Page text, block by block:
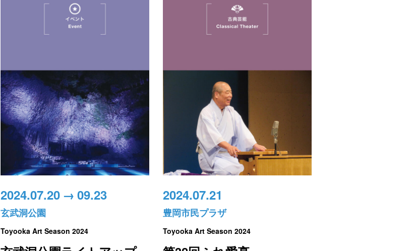
2024.07.20 → 09.23
玄武洞公園
Toyooka Art Season 2024
2024.07.21
豊岡市民プラザ
Toyooka Art Season 2024